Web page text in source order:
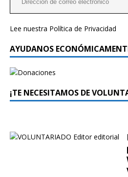
Lee nuestra Política de Privacidad
AYUDANOS
¡TE NECESITAMOS DE